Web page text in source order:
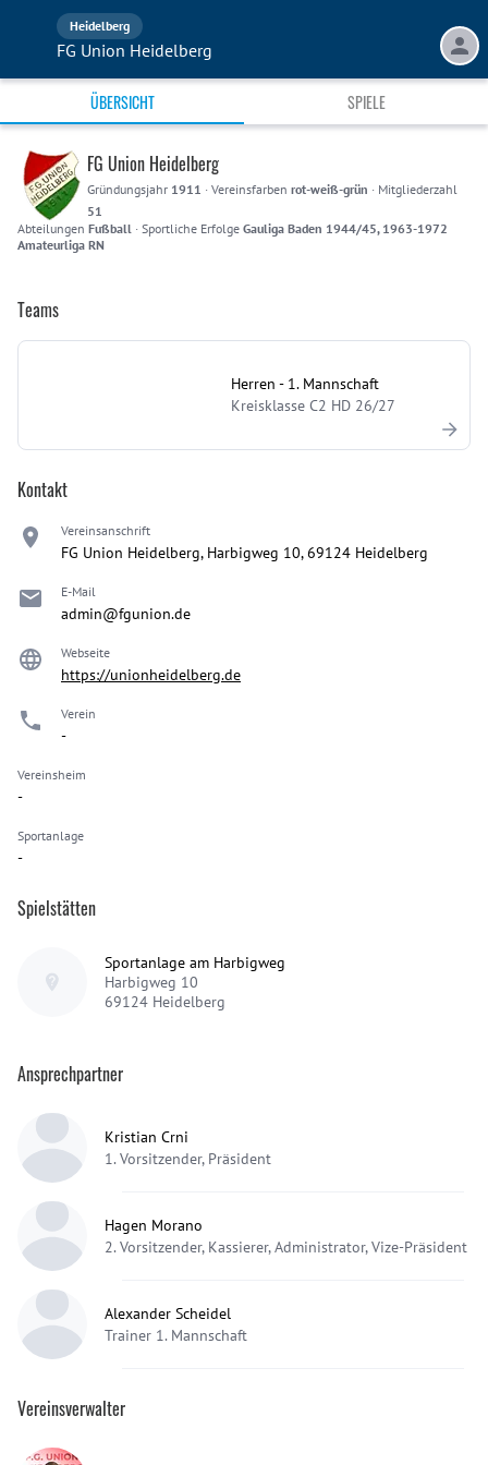
Heidelberg
FG Union Heidelberg
ÜBERSICHT SPIELE
FG Union Heidelberg
Gründungsjahr 1911 · Vereinsfarben rot-weiß-grün · Mitgliederzahl
51
Abteilungen Fußball · Sportliche Erfolge Gauliga Baden 1944/45, 1963-1972
Amateurliga RN
Teams
Herren - 1. Mannschaft
Kreisklasse C2 HD 26/27
Kontakt
Vereinsanschrift
FG Union Heidelberg, Harbigweg 10, 69124 Heidelberg
E-Mail
admin@fgunion.de
Webseite
https://unionheidelberg.de
Verein
-
Vereinsheim
-
Sportanlage
-
Spielstätten
Sportanlage am Harbigweg
Harbigweg 10
69124 Heidelberg
Ansprechpartner
Kristian Crni
1. Vorsitzender, Präsident
Hagen Morano
2. Vorsitzender, Kassierer, Administrator, Vize-Präsident
Alexander Scheidel
Trainer 1. Mannschaft
Vereinsverwalter